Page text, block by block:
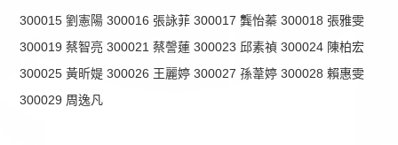
300015 劉憲陽 300016 張詠菲 300017 龔怡蓁 300018 張雅雯
300019 蔡智亮 300021 蔡謦蓮 300023 邱素禎 300024 陳柏宏
300025 黃昕媞 300026 王麗婷 300027 孫葦婷 300028 賴惠雯
300029 周逸凡